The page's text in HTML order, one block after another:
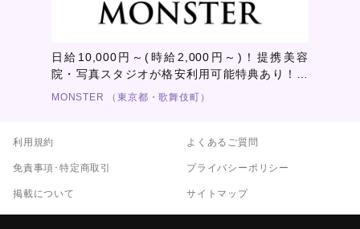
日給10,000円～(時給2,000円～)！提携美容
院・写真スタジオが格安利用可能特典あり！グ
ループ知名度×ランドマーク横の好立地×高級内
MONSTER （東京都・歌舞伎町）
利用規約 よくあるご質問
免責事項･特定商取引 プライバシーポリシー
掲載について サイトマップ